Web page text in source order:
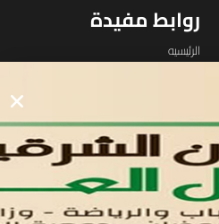
روابط مفيدة
الرئيسيه
لوحه التحكم
اتصل بنا